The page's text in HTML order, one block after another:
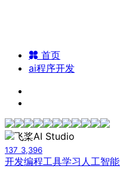
首页
ai程序开发
137 3,396
开发编程工具学习人工智